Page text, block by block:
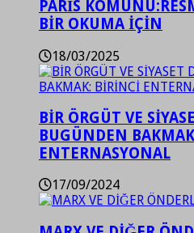
PARİS
BİR OKUMA İÇİN
18/03/2025
BİR ÖRGÜT VE
BUGÜNDEN
ENTERNASYONAL
17/09/2024